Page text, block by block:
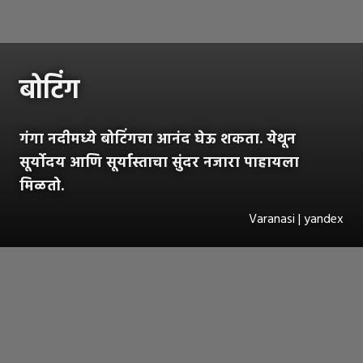
बोटिंग
गंगा नदीमध्ये बोटिंगचा आनंद घेऊ शकता. येथून
सूर्योदय आणि सूर्यास्ताचा सुंदर नजारा पाहायला
मिळतो.
Varanasi | yandex